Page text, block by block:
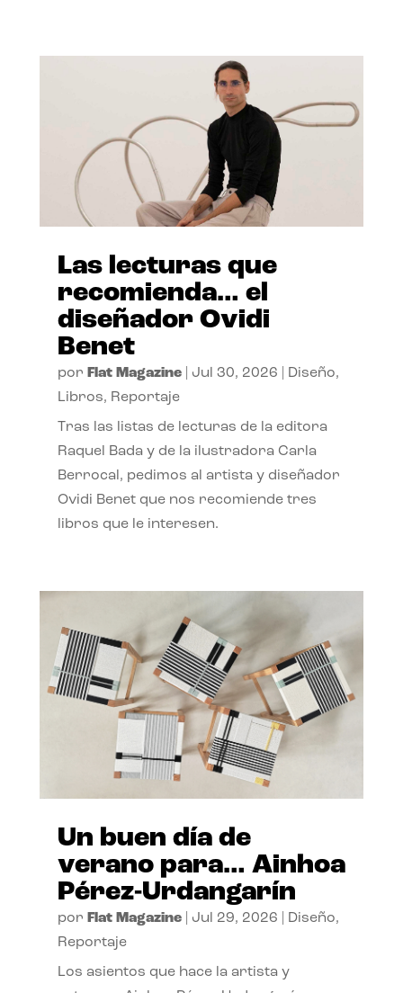
Las lecturas que
recomienda… el
diseñador Ovidi
Benet
por Flat Magazine| Jul 30, 2026 Diseño,
Libros, Reportaje
Tras las listas de lecturas de la editora
Raquel Bada y de la ilustradora Carla
Berrocal, pedimos al artista y diseñador
Ovidi Benet que nos recomiende tres
libros que le interesen.
Un buen día de
verano para… Ainhoa
Pérez-Urdangarín
por Flat Magazine| Jul 29, 2026 Diseño,
Reportaje
Los asientos que hace la artista y